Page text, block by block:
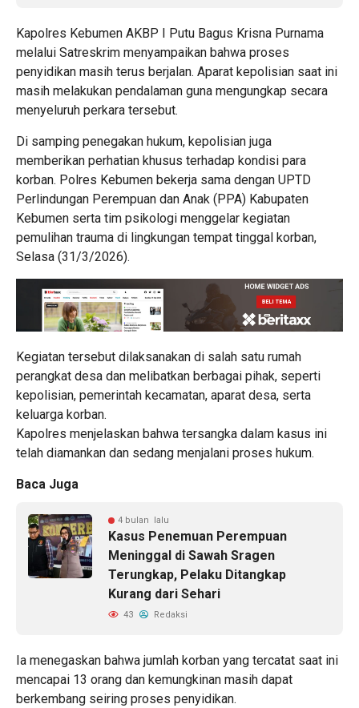
Kapolres Kebumen AKBP I Putu Bagus Krisna Purnama
melalui Satreskrim menyampaikan bahwa proses
penyidikan masih terus berjalan. Aparat kepolisian saat ini
masih melakukan pendalaman guna mengungkap secara
menyeluruh perkara tersebut.
Di samping penegakan hukum, kepolisian juga
memberikan perhatian khusus terhadap kondisi para
korban. Polres Kebumen bekerja sama dengan UPTD
Perlindungan Perempuan dan Anak (PPA) Kabupaten
Kebumen serta tim psikologi menggelar kegiatan
pemulihan trauma di lingkungan tempat tinggal korban,
Selasa (31/3/2026).
Kegiatan tersebut dilaksanakan di salah satu rumah
perangkat desa dan melibatkan berbagai pihak, seperti
kepolisian, pemerintah kecamatan, aparat desa, serta
keluarga korban.
Kapolres menjelaskan bahwa tersangka dalam kasus ini
telah diamankan dan sedang menjalani proses hukum.
Baca Juga
4 bulan lalu
Kasus Penemuan Perempuan
Meninggal di Sawah Sragen
Terungkap, Pelaku Ditangkap
Kurang dari Sehari
43 Redaksi
Ia menegaskan bahwa jumlah korban yang tercatat saat ini
mencapai 13 orang dan kemungkinan masih dapat
berkembang seiring proses penyidikan.